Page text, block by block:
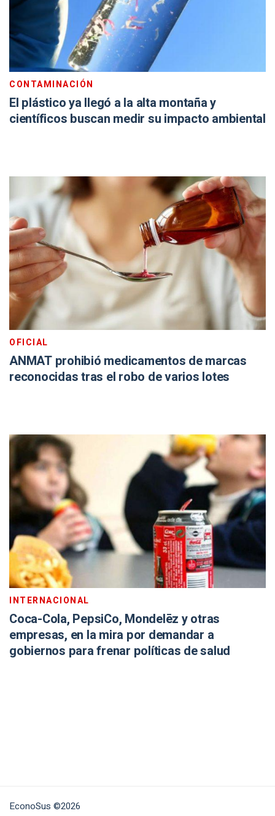
CONTAMINACIÓN
El plástico ya llegó a la alta montaña y
científicos buscan medir su impacto ambiental
OFICIAL
ANMAT prohibió medicamentos de marcas
reconocidas tras el robo de varios lotes
INTERNACIONAL
Coca-Cola, PepsiCo, Mondelēz y otras
empresas, en la mira por demandar a
gobiernos para frenar políticas de salud
EconoSus ©2026